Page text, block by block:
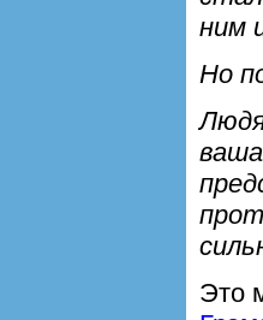
ним
Но
Это